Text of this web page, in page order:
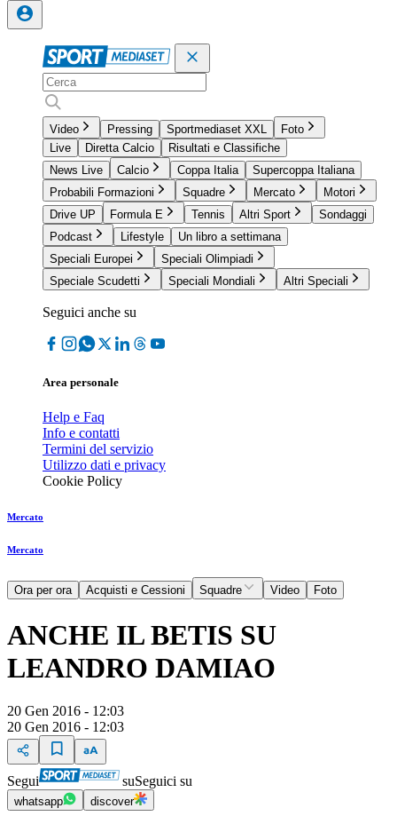
Video Pressing Sportmediaset XXL
Foto
Live
Diretta Calcio
Risultati e Classifiche
News Live
Calcio Coppa Italia
Supercoppa Italiana
Probabili Formazioni
Squadre Mercato
Motori
Drive UP
Formula E Tennis Altri Sport
Sondaggi
Podcast
Lifestyle
Un libro a settimana
Speciali Europei
Speciali Olimpiadi
Speciale Scudetti
Speciali Mondiali Altri Speciali
Seguici anche su
Area personale
Help e Faq
Info e contatti
Termini del servizio
Utilizzo dati e privacy
Cookie Policy
Mercato
Mercato
Ora per ora Acquisti e Cessioni Squadre Video Foto
ANCHE IL BETIS SU
LEANDRO DAMIAO
20 Gen 2016 - 12:03
20 Gen 2016 - 12:03
Segui suSeguici su
whatsapp discover